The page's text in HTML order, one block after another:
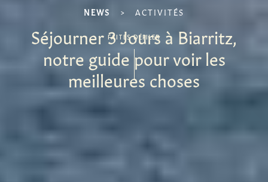
Séjourner 3 Jours à Biarritz,
notre guide pour voir les
meilleures choses
NEWS > ACTIVITÉS
FAITES DÉFILER